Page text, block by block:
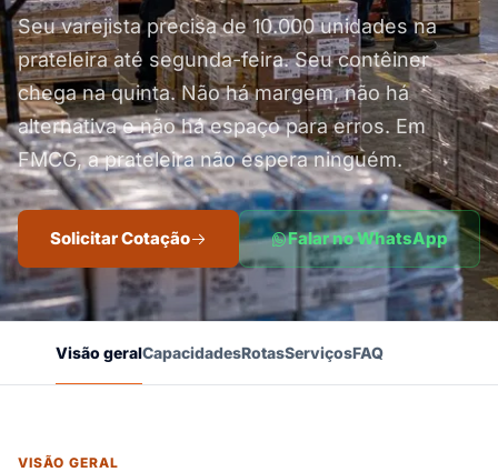
Seu varejista precisa de 10.000 unidades na
prateleira até segunda-feira. Seu contêiner
chega na quinta. Não há margem, não há
alternativa e não há espaço para erros. Em
FMCG, a prateleira não espera ninguém.
Solicitar Cotação Falar no WhatsApp
Visão geralCapacidadesRotasServiçosFAQ
VISÃO GERAL